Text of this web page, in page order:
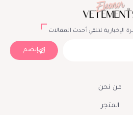
الإخبارية لتلقي أحدث المقالات
إنضم
من نحن
المتجر